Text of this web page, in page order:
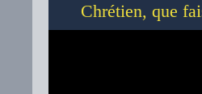
Chrétien, que